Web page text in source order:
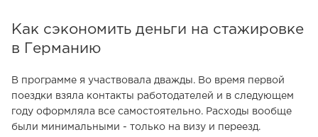
Как сэкономить деньги на стажировке
в Германию
В программе я участвовала дважды. Во время первой
поездки взяла контакты работодателей и в следующем
году оформляла все самостоятельно. Расходы вообще
были минимальными - только на визу и переезд.